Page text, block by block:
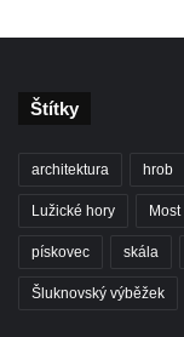
Štítky
architektura hrob
Lužické hory Most
pískovec skála
Šluknovský výběžek